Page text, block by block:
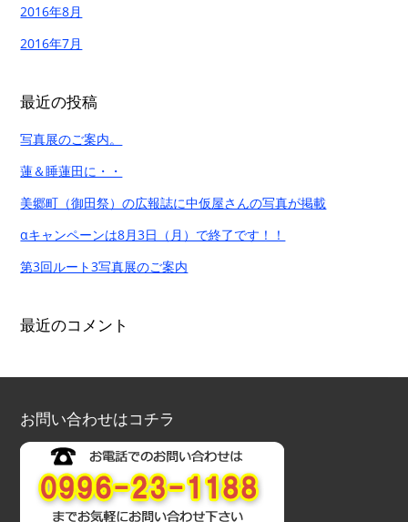
2016年8月
2016年7月
最近の投稿
写真展のご案内。
蓮＆睡蓮田に・・
美郷町（御田祭）の広報誌に中仮屋さんの写真が掲載
αキャンペーンは8月3日（月）で終了です！！
第3回ルート3写真展のご案内
最近のコメント
お問い合わせはコチラ